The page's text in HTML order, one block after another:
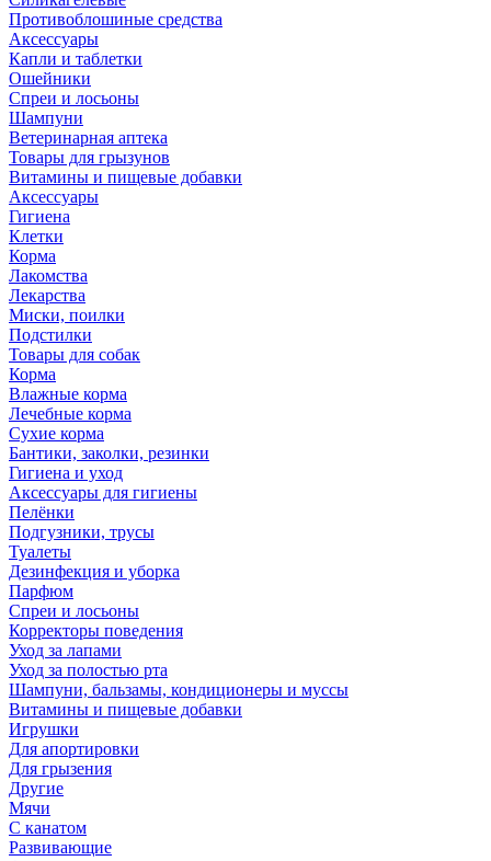
Противоблошиные средства
Аксессуары
Капли и таблетки
Ошейники
Спреи и лосьоны
Шампуни
Ветеринарная аптека
Товары для грызунов
Витамины и пищевые добавки
Аксессуары
Гигиена
Клетки
Корма
Лакомства
Лекарства
Миски, поилки
Подстилки
Товары для собак
Корма
Влажные корма
Лечебные корма
Сухие корма
Бантики, заколки, резинки
Гигиена и уход
Аксессуары для гигиены
Пелёнки
Подгузники, трусы
Туалеты
Дезинфекция и уборка
Парфюм
Спреи и лосьоны
Корректоры поведения
Уход за лапами
Уход за полостью рта
Шампуни, бальзамы, кондиционеры и муссы
Витамины и пищевые добавки
Игрушки
Для апортировки
Для грызения
Другие
Мячи
С канатом
Развивающие